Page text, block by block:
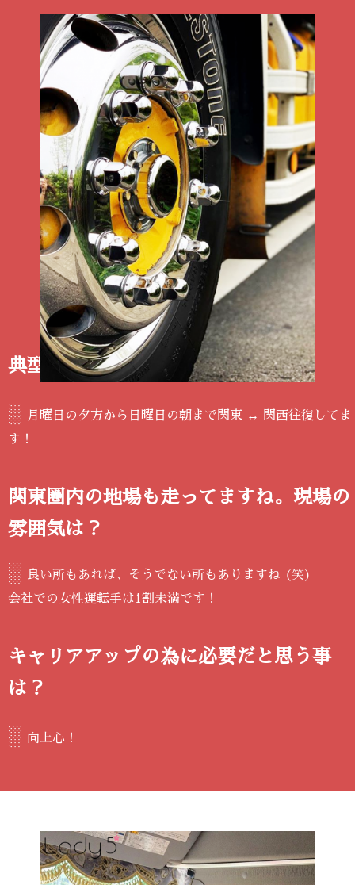
典型的一日を記述してください
░
月曜日の夕方から日曜日の朝まで関東 ↔ 関西往復してま
す！
関東圏内の地場も走ってますね。現場の
雰囲気は？
░
良い所もあれば、そうでない所もありますね (笑)
会社での女性運転手は1割未満です！
キャリアアップの為に必要だと思う事
は？
░ 向上心！